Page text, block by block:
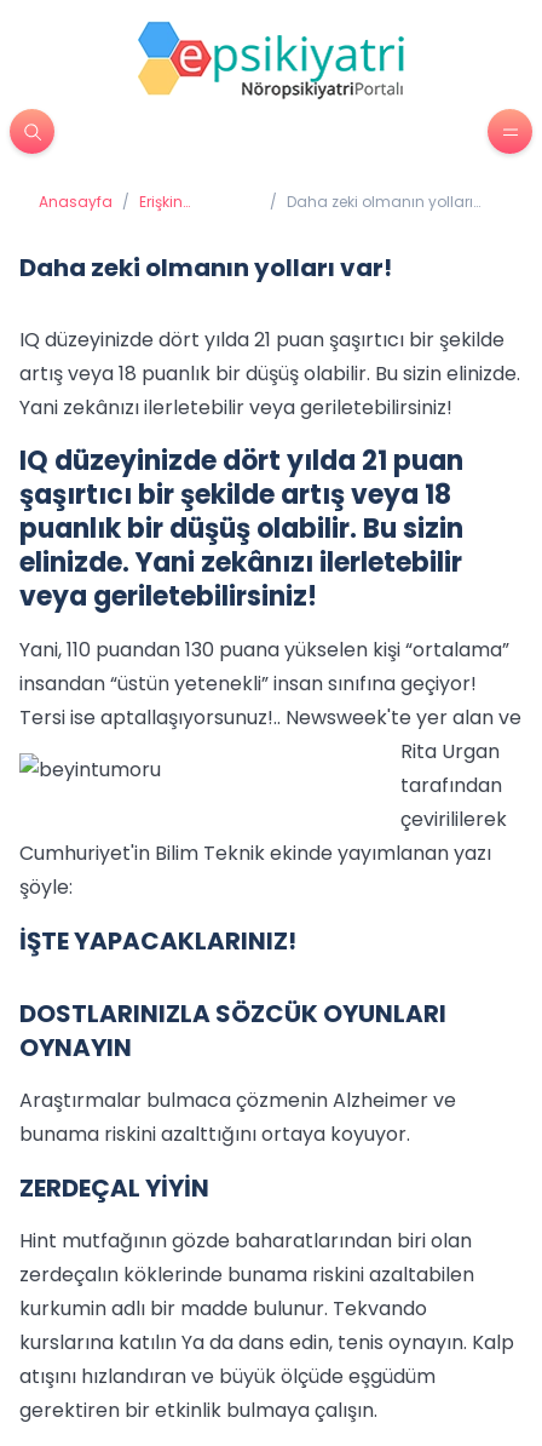
Anasayfa / Erişkin
/ Daha zeki olmanın yolları
Daha zeki olmanın yolları var!
IQ düzeyinizde dört yılda 21 puan şaşırtıcı bir şekilde
artış veya 18 puanlık bir düşüş olabilir. Bu sizin elinizde.
Yani zekânızı ilerletebilir veya geriletebilirsiniz!
IQ düzeyinizde dört yılda 21 puan
şaşırtıcı bir şekilde artış veya 18
puanlık bir düşüş olabilir. Bu sizin
elinizde. Yani zekânızı ilerletebilir
veya geriletebilirsiniz!
Yani, 110 puandan 130 puana yükselen kişi “ortalama”
insandan “üstün yetenekli” insan sınıfına geçiyor!
Tersi ise aptallaşıyorsunuz!.. Newsweek'te yer alan ve
Rita Urgan
tarafından
çevirililerek
Cumhuriyet'in Bilim Teknik ekinde yayımlanan yazı
şöyle:
İŞTE YAPACAKLARINIZ!
DOSTLARINIZLA SÖZCÜK OYUNLARI
OYNAYIN
Araştırmalar bulmaca çözmenin Alzheimer ve
bunama riskini azalttığını ortaya koyuyor.
ZERDEÇAL YİYİN
Hint mutfağının gözde baharatlarından biri olan
zerdeçalın köklerinde bunama riskini azaltabilen
kurkumin adlı bir madde bulunur. Tekvando
kurslarına katılın Ya da dans edin, tenis oynayın. Kalp
atışını hızlandıran ve büyük ölçüde eşgüdüm
gerektiren bir etkinlik bulmaya çalışın.